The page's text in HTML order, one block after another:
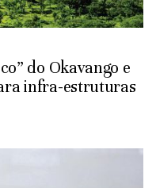
do Okavango e
infra-estruturas